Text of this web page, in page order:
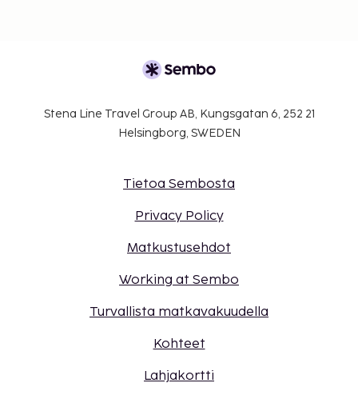
Stena Line Travel Group AB, Kungsgatan 6, 252 21
Helsingborg, SWEDEN
Tietoa Sembosta
Privacy Policy
Matkustusehdot
Working at Sembo
Turvallista matkavakuudella
Kohteet
Lahjakortti